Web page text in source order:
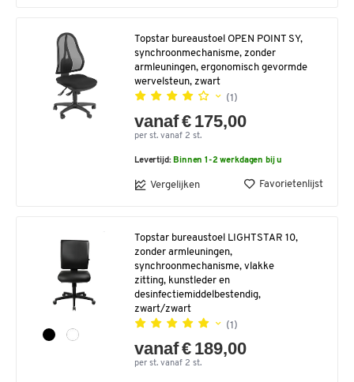
Topstar bureaustoel OPEN POINT SY,
synchroonmechanisme, zonder
armleuningen, ergonomisch gevormde
wervelsteun, zwart
(1)
vanaf € 175,00
per st. vanaf 2 st.
Levertijd: Binnen 1-2 werkdagen bij u
Vergelijken Favorietenlijst
Topstar bureaustoel LIGHTSTAR 10,
zonder armleuningen,
synchroonmechanisme, vlakke
zitting, kunstleder en
desinfectiemiddelbestendig,
zwart/zwart
(1)
vanaf € 189,00
per st. vanaf 2 st.